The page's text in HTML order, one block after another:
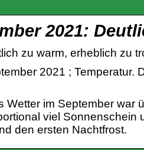
2021:
zu warm, erheblich zu
2021 ; Temperatur.
Wetter im September
viel
den ersten Nachtfrost.